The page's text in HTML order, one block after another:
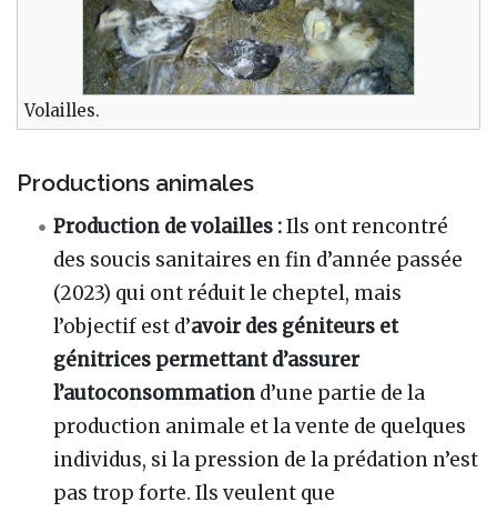
Volailles.
Productions animales
Production de volailles :Ils ont rencontré
des soucis sanitaires en fin d’année passée
(2023) qui ont réduit le cheptel, mais
l’objectif est d’avoir des géniteurs et
génitrices permettant d’assurer
l’autoconsommation d’une partie de la
production animale et la vente de quelques
individus, si la pression de la prédation n’est
pas trop forte. Ils veulent que